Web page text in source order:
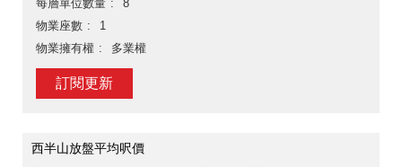
每層單位數量
8
物業座數
1
物業擁有權
多業權
訂閱更新
西半山放盤平均呎價